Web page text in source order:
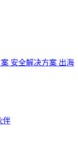
安全解决方案 出海
伴